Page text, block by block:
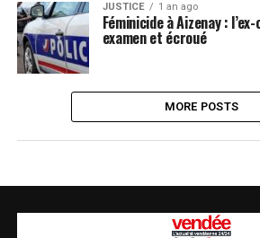
JUSTICE 1 an ago
Féminicide à Aizenay :
examen et écroué
MORE POSTS